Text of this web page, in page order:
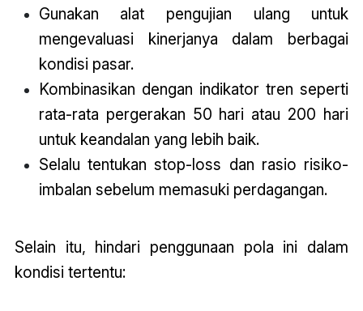
Gunakan alat pengujian ulang untuk
mengevaluasi kinerjanya dalam berbagai
kondisi pasar.
Kombinasikan dengan indikator tren seperti
rata-rata pergerakan 50 hari atau 200 hari
untuk keandalan yang lebih baik.
Selalu tentukan stop-loss dan rasio risiko-
imbalan sebelum memasuki perdagangan.
Selain itu, hindari penggunaan pola ini dalam
kondisi tertentu: